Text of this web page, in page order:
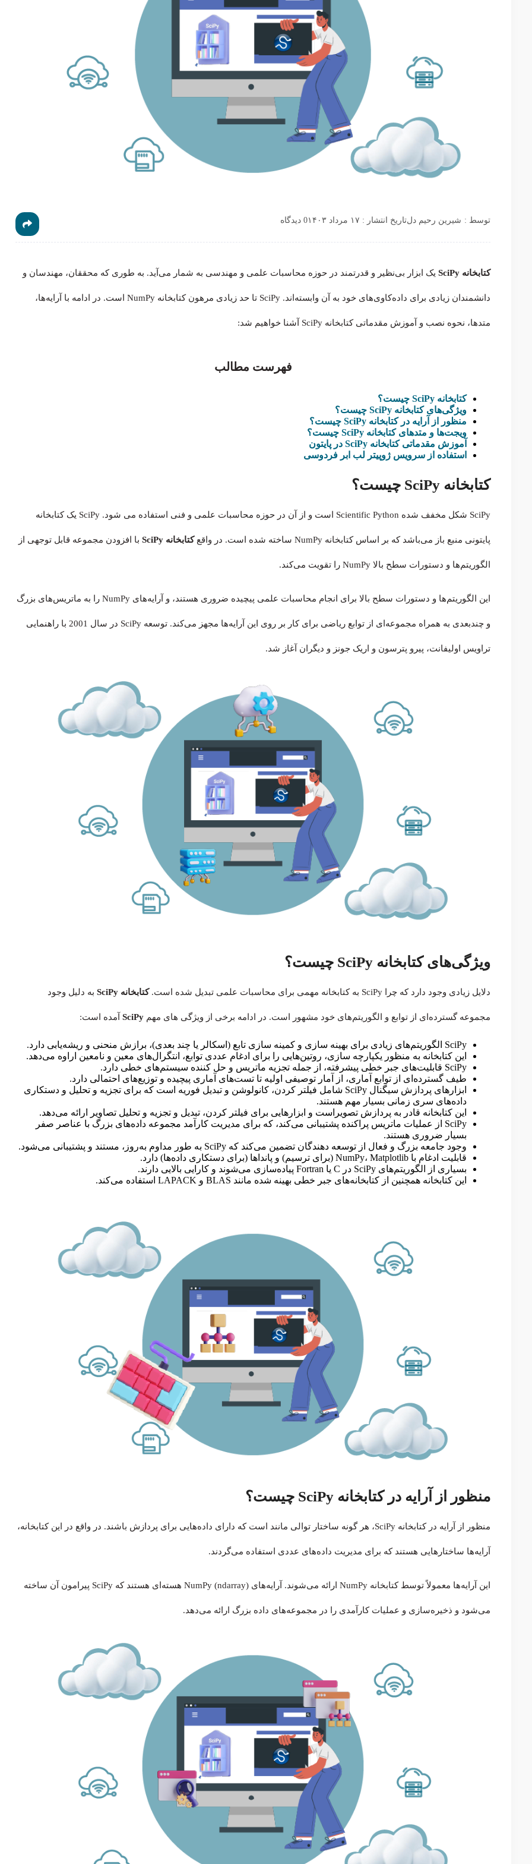
توسط : شیرین رحیم دلتاریخ انتشار : ۱۷ مرداد ۱۴۰۳ 0 دیدگاه
کتابخانه SciPy یک ابزار بی‌نظیر و قدرتمند در حوزه محاسبات علمی و مهندسی به شمار می‌آید. به طوری که محققان، مهندسان و
دانشمندان زیادی برای داده‌کاوی‌های خود به آن وابسته‌اند. SciPy تا حد زیادی مرهون کتابخانه NumPy است. در ادامه با آرایه‌ها،
متد‌ها، نحوه نصب و آموزش مقدماتی کتابخانه SciPy آشنا خواهیم شد:
فهرست مطالب
کتابخانه SciPy چیست؟
ویژگی‌های کتابخانه SciPy چیست؟
منظور از آرایه در کتابخانه SciPy چیست؟
ویجت‌ها و متدهای کتابخانه SciPy چیست؟
آموزش مقدماتی کتابخانه SciPy در پایتون
استفاده از سرویس ژوپیتر لب ابر فردوسی
کتابخانه SciPy چیست؟
SciPy شکل مخفف شده Scientific Python است و از آن در حوزه محاسبات علمی و فنی استفاده می شود. SciPy یک کتابخانه
پایتونی منبع باز می‌باشد که بر اساس کتابخانه NumPy ساخته شده است. در واقع کتابخانه SciPy با افزودن مجموعه قابل توجهی از
الگوریتم‌ها و دستورات سطح بالا NumPy را تقویت می‌کند.
این الگوریتم‌ها و دستورات سطح بالا برای انجام محاسبات علمی پیچیده ضروری هستند، و آرایه‌‎های NumPy را به ماتریس‌های بزرگ
و چندبعدی به همراه مجموعه‌ای از توابع ریاضی برای کار بر روی این آرایه‌ها مجهز می‌کند. توسعه SciPy در سال 2001 با راهنمایی
تراویس اولیفانت، پیرو پترسون و اریک جونز و دیگران آغاز شد.
ویژگی‌های کتابخانه SciPy چیست؟
دلایل زیادی وجود دارد که چرا SciPy به کتابخانه مهمی برای محاسبات علمی تبدیل شده است. کتابخانه SciPy به دلیل وجود
مجموعه گسترده‌ای از توابع و الگوریتم‌های خود مشهور است. در ادامه برخی از ویژگی های مهم SciPy آمده است:
SciPy الگوریتم‌های زیادی برای بهینه سازی و کمینه سازی تابع (اسکالر یا چند بعدی)، برازش منحنی و ریشه‌یابی دارد.
این کتابخانه به منظور یکپارچه سازی، روتین‌هایی را برای ادغام عددی توابع، انتگرال‌های معین و نامعین اراوه می‌دهد.
SciPy قابلیت‌های جبر خطی پیشرفته، از جمله تجزیه ماتریس و حل کننده سیستم‌های خطی دارد.
طیف گسترده‌ای از توابع آماری، از آمار توصیفی اولیه تا تست‌های آماری پیچیده و توزیع‌های احتمالی دارد.
ابزارهای پردازش سیگنال SciPy شامل فیلتر کردن، کانولوشن و تبدیل فوریه است که برای تجزیه و تحلیل و دستکاری
داده‌های سری زمانی بسیار مهم هستند.
این کتابخانه قادر به پردازش تصویراست و ابزارهایی برای فیلتر کردن، تبدیل و تجزیه و تحلیل تصاویر ارائه می‌دهد.
SciPy از عملیات ماتریس پراکنده پشتیبانی می‌کند، که برای مدیریت کارآمد مجموعه داده‌های بزرگ با عناصر صفر
بسیار ضروری هستند.
وجود جامعه بزرگ و فعال از توسعه دهندگان تضمین می‌کند که SciPy به طور مداوم به‌روز، مستند و پشتیبانی می‌شود.
قابلیت ادغام با NumPy، Matplotlib (برای ترسیم) و پانداها (برای دستکاری داده‌ها) دارد.
بسیاری از الگوریتم‌های SciPy در C یا Fortran پیاده‌سازی می‌شوند و کارایی بالایی دارند.
این کتابخانه همچنین از کتابخانه‌های جبر خطی بهینه شده مانند BLAS و LAPACK استفاده می‌کند.
منظور از آرایه در کتابخانه SciPy چیست؟
منظور از آرایه در کتابخانه SciPy، هر گونه ساختار توالی مانند است که دارای داده‌هایی برای پردازش باشند. در واقع در این کتابخانه،
آرایه‌ها ساختارهایی هستند که برای مدیریت داده‌های عددی استفاده می‌گردند.
این آرایه‌ها معمولاً توسط کتابخانه NumPy ارائه می‌شوند. آرایه‌های NumPy (ndarray) هسته‌ای هستند که SciPy پیرامون آن ساخته
می‌شود و ذخیره‌سازی و عملیات کارآمدی را در مجموعه‌های داده بزرگ ارائه می‌دهد.